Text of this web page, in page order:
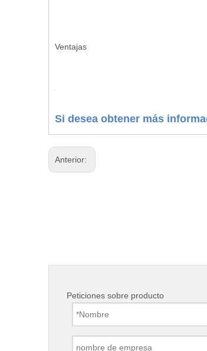
Ventajas
Si desea obtener más
Anterior:
Peticiones sobre producto